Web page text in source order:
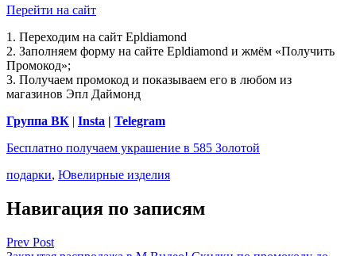
Перейти на сайт
1. Переходим на сайт Epldiamond
2. Заполняем форму на сайте Epldiamond и жмём «Получить
Промокод»;
3. Получаем промокод и показываем его в любом из
магазинов Эпл Даймонд
Группа ВК | Insta | Telegram
Бесплатно получаем украшение в 585 Золотой
подарки, Ювелирные изделия
Навигация по записям
Prev Post